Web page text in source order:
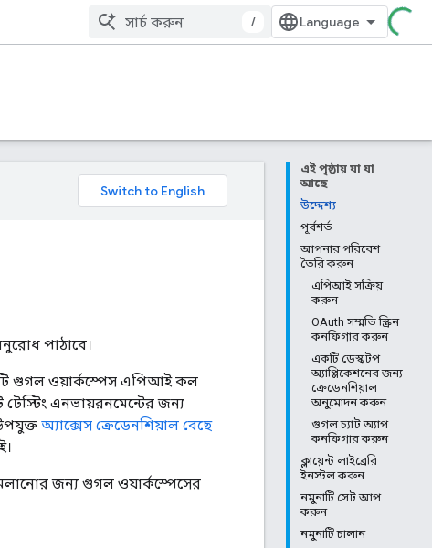
/
এই পৃষ্ঠায় যা যা
আছে
উদ্দেশ্য
পূর্বশর্ত
আপনার পরিবেশ
তৈরি করুন
এপিআই সক্রিয়
করুন
OAuth সম্মতি স্ক্রিন
কনফিগার করুন
একটি ডেস্কটপ
অ্যাপ্লিকেশনের জন্য
ক্রেডেনশিয়াল
অনুমোদন করুন
গুগল চ্যাট অ্যাপ
কনফিগার করুন
ক্লায়েন্ট লাইব্রেরি
ইনস্টল করুন
নমুনাটি সেট আপ
করুন
নমুনাটি চালান
পাঠাবে।
গুগল ওয়ার্কস্পেস এপিআই কল
এনভায়রনমেন্টের জন্য
অ্যাক্সেস ক্রেডেনশিয়াল বেছে
জন্য গুগল ওয়ার্কস্পেসের